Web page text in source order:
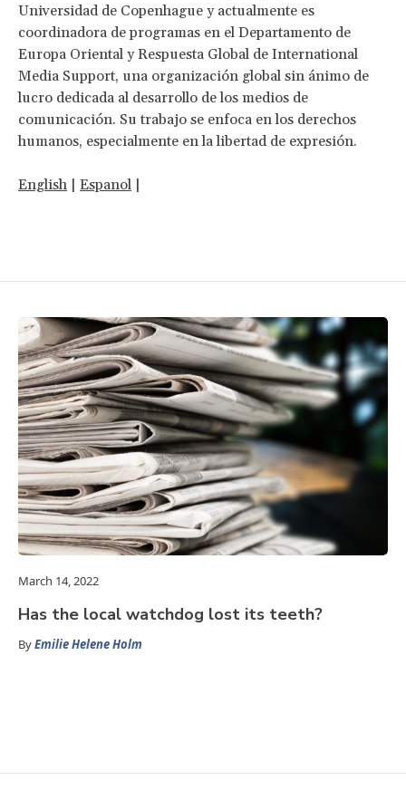
Universidad de Copenhague y actualmente es
coordinadora de programas en el Departamento de
Europa Oriental y Respuesta Global de International
Media Support, una organización global sin ánimo de
lucro dedicada al desarrollo de los medios de
comunicación. Su trabajo se enfoca en los derechos
humanos, especialmente en la libertad de expresión.
English | Espanol |
March 14, 2022
Has the local watchdog lost its teeth?
ByEmilie Helene Holm